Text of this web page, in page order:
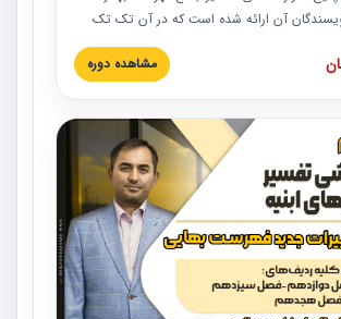
نویسندگان آن ارائه شده است که در آن تک تک
فهرست بها تفسیر و ارائه شده است. این
تصویری بوده و به همراه تصاویر عملیات
علیرضاحسین‌زاده مدیر پروژه مهندسی
فهرست بها رشته ابنیه ارائه شده و به تمام
در حوزه صنعت ساخت در حال فعالیت هستند حتما
از مطالب این دوره استفاده نمایند.
مشاهده دوره